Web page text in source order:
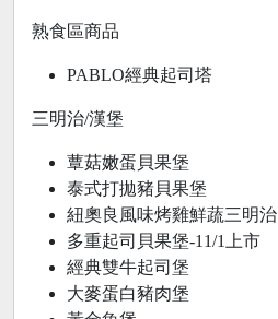
熟食區商品
PABLO經典起司塔
三明治/漢堡
蕈菇嫩蛋貝果堡
泰式打拋豬貝果堡
紐奧良風味烤雞鮮蔬三明治
多重起司貝果堡-11/1上市
經典雙牛起司堡
大麥蛋白豬肉堡